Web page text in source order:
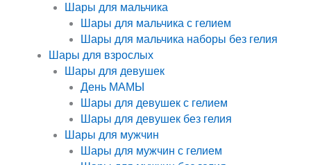
Шары для мальчика
Шары для мальчика с гелием
Шары для мальчика наборы без гелия
Шары для взрослых
Шары для девушек
День МАМЫ
Шары для девушек с гелием
Шары для девушек без гелия
Шары для мужчин
Шары для мужчин с гелием